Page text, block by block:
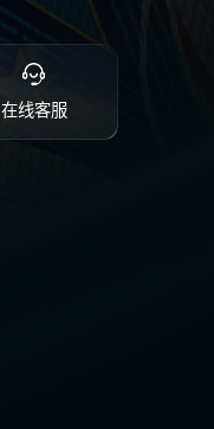
在线客服